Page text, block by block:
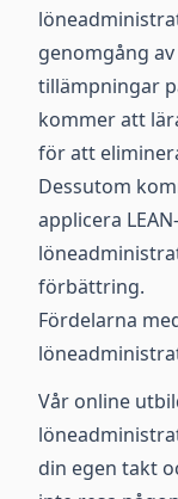
genomgång
tillämpningar
kommer att
för att
Dessutom
applicera
förbättring.
Fördelarna
Vår online
din egen takt